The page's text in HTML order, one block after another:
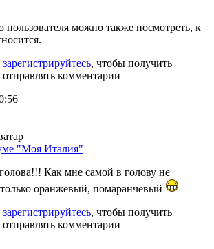
можно также посмотреть, к
зарегистрируйтесь, чтобы получить
комментарии
"Моя Италия"
Как мне самой в голову не
оранжевый, помаранчевый
зарегистрируйтесь, чтобы получить
комментарии